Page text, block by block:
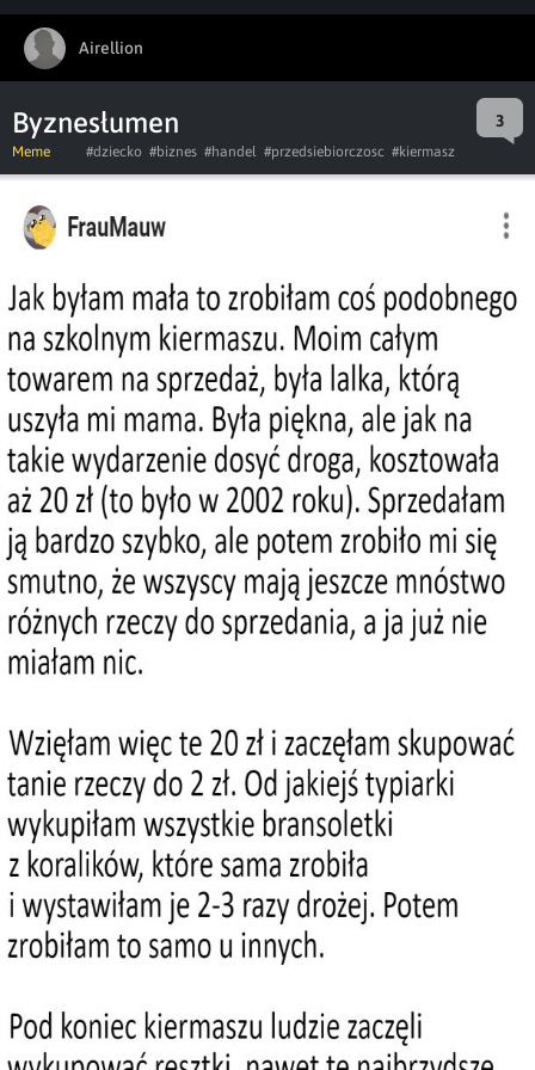
Airellion
Byznesłumen 3
Meme #dziecko #biznes #handel #przedsiebiorczosc #kiermasz